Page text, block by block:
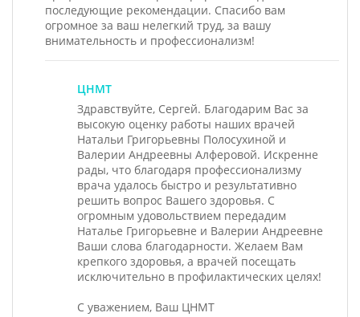
последующие рекомендации. Спасибо вам
огромное за ваш нелегкий труд, за вашу
внимательность и профессионализм!
ЦНМТ
Здравствуйте, Сергей. Благодарим Вас за
высокую оценку работы наших врачей
Натальи Григорьевны Полосухиной и
Валерии Андреевны Алферовой. Искренне
рады, что благодаря профессионализму
врача удалось быстро и результативно
решить вопрос Вашего здоровья. С
огромным удовольствием передадим
Наталье Григорьевне и Валерии Андреевне
Ваши слова благодарности. Желаем Вам
крепкого здоровья, а врачей посещать
исключительно в профилактических целях!
С уважением, Ваш ЦНМТ